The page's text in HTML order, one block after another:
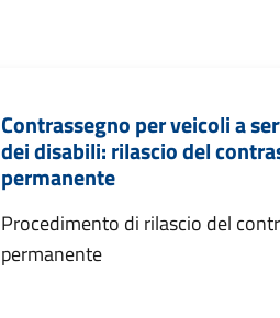
Contrassegno per veicoli a
dei disabili: rilascio del
permanente
Procedimento di rilascio del
permanente